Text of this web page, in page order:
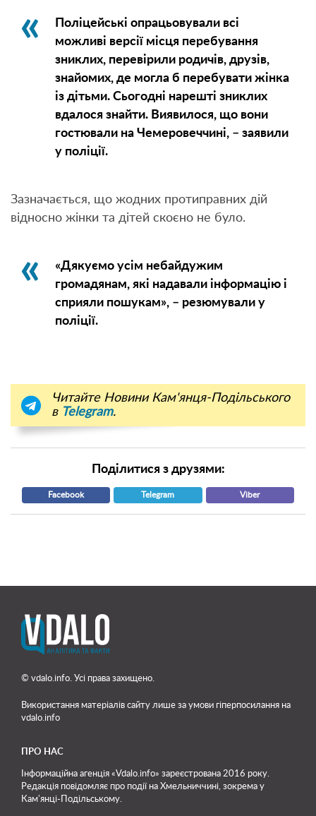
Поліцейські опрацьовували всі
можливі версії місця перебування
зниклих, перевірили родичів, друзів,
знайомих, де могла б перебувати жінка
із дітьми. Сьогодні нарешті зниклих
вдалося знайти. Виявилося, що вони
гостювали на Чемеровеччині, – заявили
у поліції.
Зазначається, що жодних протиправних дій
відносно жінки та дітей скоєно не було.
«Дякуємо усім небайдужим
громадянам, які надавали інформацію і
сприяли пошукам», – резюмували у
поліції.
Читайте Новини Кам'янця-Подільського
в Telegram.
Поділитися з друзями:
Facebook Telegram Viber
© vdalo.info. Усі права захищено.
Використання матеріалів сайту лише за умови гіперпосилання на
vdalo.info
ПРО НАС
Інформаційна агенція «Vdalo.info» зареєстрована 2016 року.
Редакція повідомляє про події на Хмельниччині, зокрема у
Кам'янці-Подільському.